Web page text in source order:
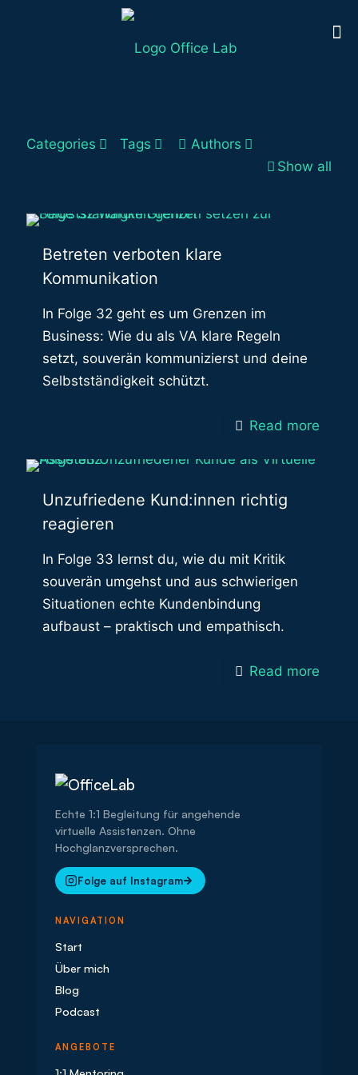
Categories Tags
Authors
Show all
Betreten verboten klare
Kommunikation
In Folge 32 geht es um Grenzen im
Business: Wie du als VA klare Regeln
setzt, souverän kommunizierst und deine
Selbstständigkeit schützt.
Read more
Unzufriedene Kund:innen richtig
reagieren
In Folge 33 lernst du, wie du mit Kritik
souverän umgehst und aus schwierigen
Situationen echte Kundenbindung
aufbaust – praktisch und empathisch.
Read more
Echte 1:1 Begleitung für angehende
virtuelle Assistenzen. Ohne
Hochglanzversprechen.
Folge auf Instagram
NAVIGATION
Start
Über mich
Blog
Podcast
ANGEBOTE